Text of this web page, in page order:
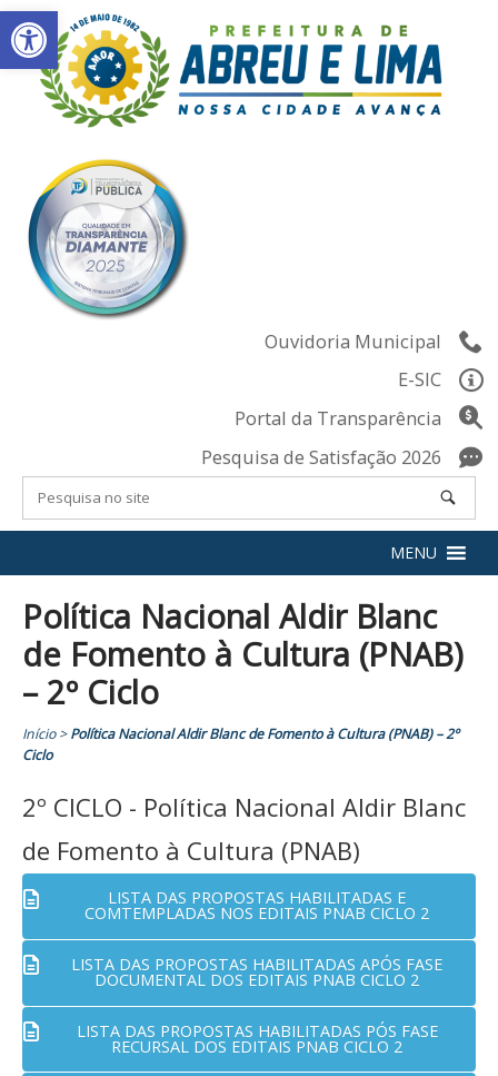
Abrir a barra de ferramentas
Skip
to
content
Ouvidoria Municipal
E-SIC
Portal da Transparência
Pesquisa de Satisfação 2026
MENU
Política Nacional Aldir Blanc
de Fomento à Cultura (PNAB)
– 2º Ciclo
Início>Política Nacional Aldir Blanc de Fomento à Cultura (PNAB) – 2º
Ciclo
2º CICLO - Política Nacional Aldir Blanc
de Fomento à Cultura (PNAB)
LISTA DAS PROPOSTAS HABILITADAS E
COMTEMPLADAS NOS EDITAIS PNAB CICLO 2
LISTA DAS PROPOSTAS HABILITADAS APÓS FASE
DOCUMENTAL DOS EDITAIS PNAB CICLO 2
LISTA DAS PROPOSTAS HABILITADAS PÓS FASE
RECURSAL DOS EDITAIS PNAB CICLO 2